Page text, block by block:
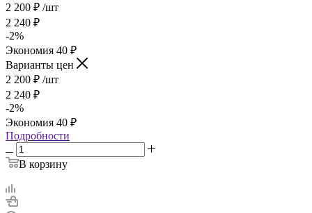
2 200 ₽ /шт
2 240 ₽
-2%
Экономия 40 ₽
Варианты цен
2 200 ₽ /шт
2 240 ₽
-2%
Экономия 40 ₽
Подробности
В корзину